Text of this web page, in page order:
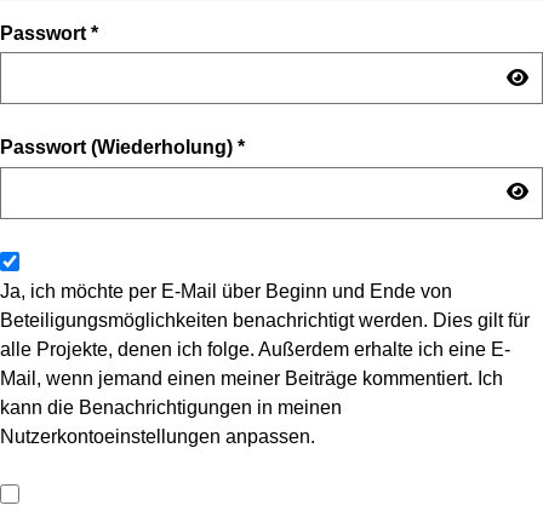
Passwort *
Passwort (Wiederholung) *
Ja, ich möchte per E-Mail über Beginn und Ende von
Beteiligungsmöglichkeiten benachrichtigt werden. Dies gilt für
alle Projekte, denen ich folge. Außerdem erhalte ich eine E-
Mail, wenn jemand einen meiner Beiträge kommentiert. Ich
kann die Benachrichtigungen in meinen
Nutzerkontoeinstellungen anpassen.